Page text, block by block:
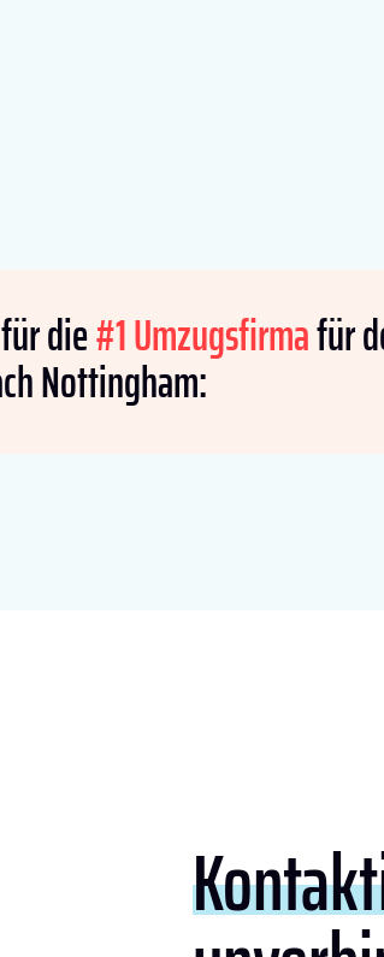
die#1 Umzugsfirmafür
Nottingham: